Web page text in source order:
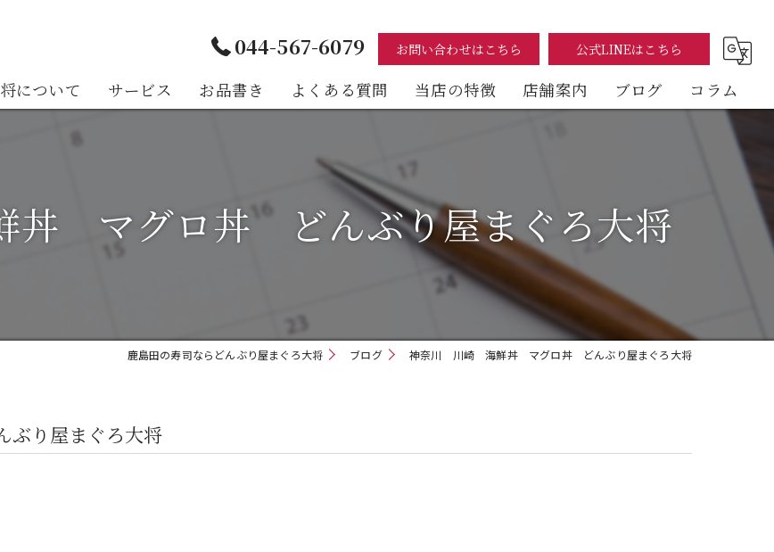
044-567-6079 お問い合わせはこちら 公式LINEはこちら
について サービス お品書き よくある質問 当店の特徴
海鮮丼
テイクアウト
デリバリー
店舗案内 ブログ コラム
マグロ丼 どんぶり屋まぐろ大将
鹿島田の寿司ならどんぶり屋まぐろ大将 ブログ 神奈川 川崎 海鮮丼 マグロ丼 どんぶり屋まぐろ大将
り屋まぐろ大将